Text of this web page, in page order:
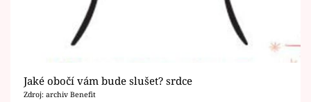
Jaké obočí vám bude slušet? srdce
Zdroj: archiv Benefit